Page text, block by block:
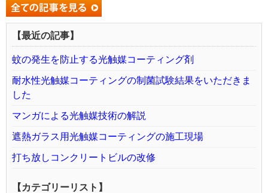
【最近の記事】
蚊の発生を防止する光触媒コーティング剤
耐水性光触媒コーティングの制菌試験結果をいただきま
した
マンガによる光触媒技術の解説
遮熱ガラス用光触媒コーティングの施工現場
打ち放しコンクリートビルの改修
【カテゴリーリスト】